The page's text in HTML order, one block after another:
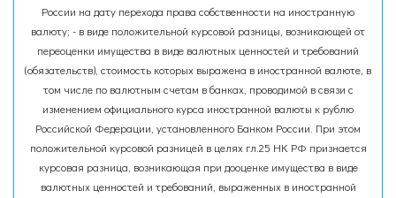
России на дату перехода права собственности на иностранную
валюту; - в виде положительной курсовой разницы, возникающей от
переоценки имущества в виде валютных ценностей и требований
(обязательств), стоимость которых выражена в иностранной валюте, в
том числе по валютным счетам в банках, проводимой в связи с
изменением официального курса иностранной валюты к рублю
Российской Федерации, установленного Банком России. При этом
положительной курсовой разницей в целях гл.25 НК РФ признается
курсовая разница, возникающая при дооценке имущества в виде
валютных ценностей и требований, выраженных в иностранной